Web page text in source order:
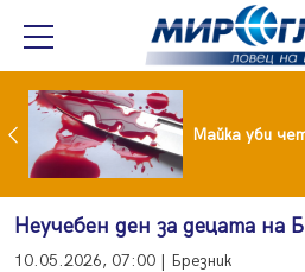
Проф.Кантарджиев: Пазете се от комарите и полово предаваните инфекции
Неучебен ден за децата на
10.05.2026, 07:00 | Брезник